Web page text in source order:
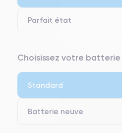
Parfait état
⭐ Premium
Choisissez votre batterie
Standard
Batterie neuve